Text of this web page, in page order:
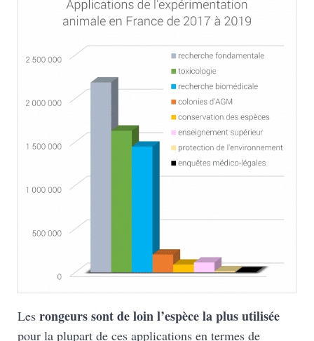
Les rongeurs sont de loin l’espèce la plus utilisée
pour la plupart de ces applications en termes de